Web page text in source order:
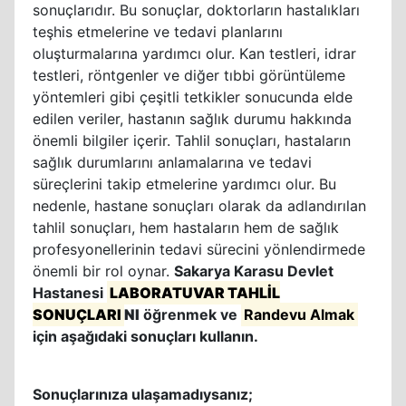
sonuçlarıdır. Bu sonuçlar, doktorların hastalıkları
teşhis etmelerine ve tedavi planlarını
oluşturmalarına yardımcı olur. Kan testleri, idrar
testleri, röntgenler ve diğer tıbbi görüntüleme
yöntemleri gibi çeşitli tetkikler sonucunda elde
edilen veriler, hastanın sağlık durumu hakkında
önemli bilgiler içerir. Tahlil sonuçları, hastaların
sağlık durumlarını anlamalarına ve tedavi
süreçlerini takip etmelerine yardımcı olur. Bu
nedenle, hastane sonuçları olarak da adlandırılan
tahlil sonuçları, hem hastaların hem de sağlık
profesyonellerinin tedavi sürecini yönlendirmede
önemli bir rol oynar. Sakarya Karasu Devlet
Hastanesi LABORATUVAR TAHLİL
SONUÇLARI NI öğrenmek ve Randevu Almak
için aşağıdaki sonuçları kullanın.
Sonuçlarınıza ulaşamadıysanız;